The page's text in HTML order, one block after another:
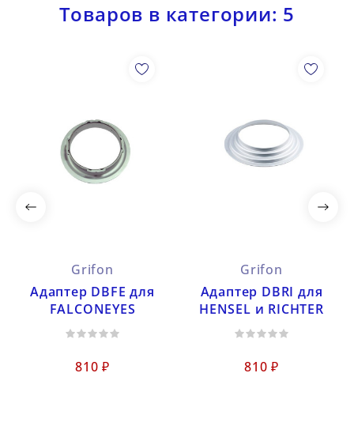
Товаров в категории: 5
Grifon
Адаптер DBFE для
FALCONEYES
810 ₽
Grifon
Адаптер DBRI для
HENSEL и RICHTER
810 ₽